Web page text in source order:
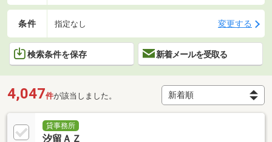
条件 指定なし 変更する
検索条件を保存 新着メールを受取る
4,047件が該当しました。
貸事務所
汐留ＡＺ